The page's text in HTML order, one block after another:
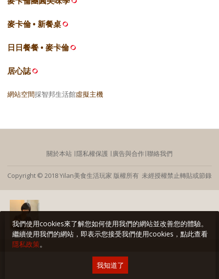
麥卡倫 • 新餐桌
日日餐餐 • 麥卡倫
居心誌
網站空間採智邦生活館虛擬主機
關於本站 ∣隱私權保護 ∣廣告與合作∣聯絡我們
Copyright © 2018 Yilan美食生活玩家 版權所有 未經授權禁止轉貼或節錄
我們使用cookies來了解您如何使用我們的網站並改善您的體驗。
繼續使用我們的網站，即表示您接受我們使用cookies，點此查看
隱私政策。
我知道了